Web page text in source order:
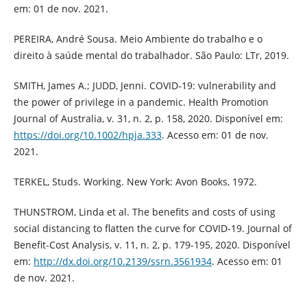
em: 01 de nov. 2021.
PEREIRA, André Sousa. Meio Ambiente do trabalho e o
direito à saúde mental do trabalhador. São Paulo: LTr, 2019.
SMITH, James A.; JUDD, Jenni. COVID‐19: vulnerability and
the power of privilege in a pandemic. Health Promotion
Journal of Australia, v. 31, n. 2, p. 158, 2020. Disponível em:
https://doi.org/10.1002/hpja.333. Acesso em: 01 de nov.
2021.
TERKEL, Studs. Working. New York: Avon Books, 1972.
THUNSTROM, Linda et al. The benefits and costs of using
social distancing to flatten the curve for COVID-19. Journal of
Benefit-Cost Analysis, v. 11, n. 2, p. 179-195, 2020. Disponível
em: http://dx.doi.org/10.2139/ssrn.3561934. Acesso em: 01
de nov. 2021.